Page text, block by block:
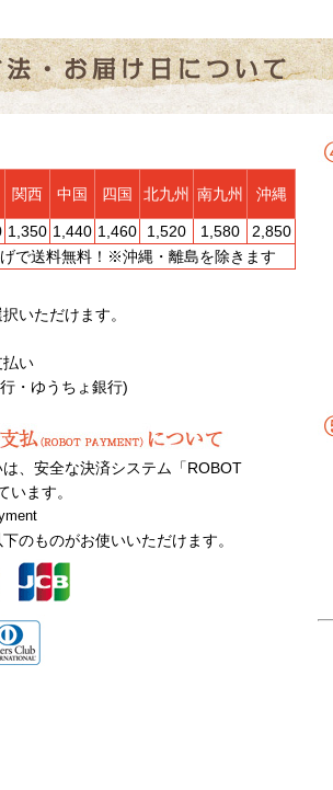
関西 中国 四国 北九州 南九州 沖縄
1,350 1,440 1,460 1,520 1,580
2,850
で送料無料！※沖縄・離島を除きます
いただけます。
払い
・ゆうちょ銀行)
、安全な決済システム「ROBOT
います。
のものがお使いいただけます。